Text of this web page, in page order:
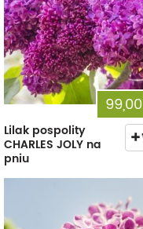
99,00
Lilak pospolity
CHARLES JOLY na
pniu